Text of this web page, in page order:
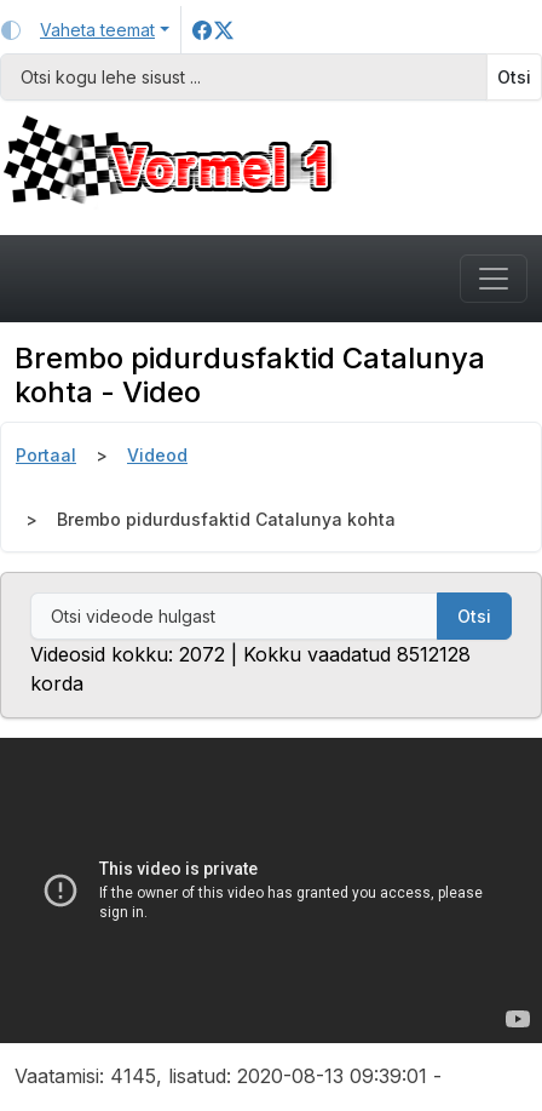
Vaheta teemat
Otsi
Brembo pidurdusfaktid Catalunya
kohta - Video
Portaal Videod
Brembo pidurdusfaktid Catalunya kohta
Otsi
Videosid kokku: 2072 | Kokku vaadatud 8512128
korda
Vaatamisi: 4145, lisatud: 2020-08-13 09:39:01 -